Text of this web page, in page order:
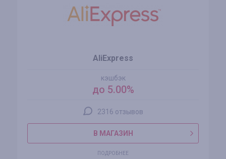
AliExpress
кэшбэк
до 5.00%
2316 отзывов
В МАГАЗИН
ПОДРОБНЕЕ